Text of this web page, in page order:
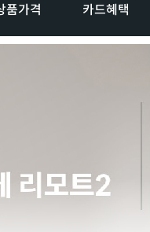
품가격 카드혜택